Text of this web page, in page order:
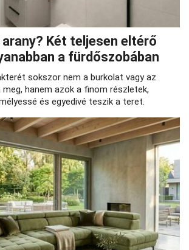
Két teljesen eltérő
a fürdőszobában
sokszor nem a burkolat vagy az
hanem azok a finom részletek,
és egyedivé teszik a teret.